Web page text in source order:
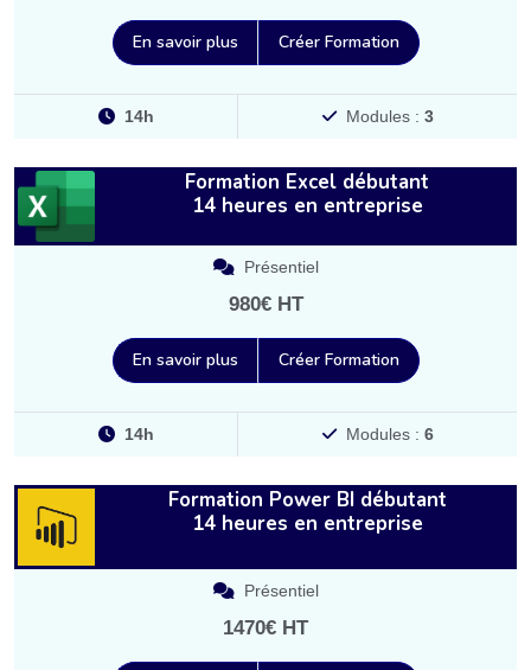
En savoir plus Créer Formation
14h Modules : 3
Formation Excel débutant
14 heures en entreprise
Présentiel
980€ HT
En savoir plus Créer Formation
14h Modules : 6
Formation Power BI débutant
14 heures en entreprise
Présentiel
1470€ HT